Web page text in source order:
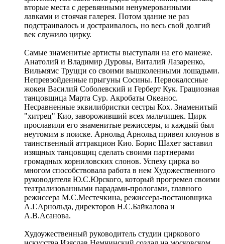
вторые места с деревянными ненумерованными
лавками и стоячая галерея. Потом здание не раз
подстраивалось и достраивалось, но весь свой долгий
век служило цирку.
Самые знаменитые артисты выступали на его манеже.
Анатолий и Владимир Дуровы, Виталий Лазаренко,
Вильмямс Труцци со своими вышколенными лошадьми.
Непревзойденные прыгуны Сосины. Первокалссные
жокеи Василий Соболевский и Герберт Кук. Грациозная
танцовщица Марта Сур. Акробаты Океанос.
Несравненные эквилибристки сестры Кох. Знаменитый
"хитрец" Кио, завороживший всех мальчишек. Цирк
прославили его знаменитые режиссеры, и каждый был
неутомим в поиске. Арнольд Арнольд привел клоунов в
таинственный аттракцион Кио. Борис Шахет заставил
изящных танцовщиц сделать своими партнерами
громадных корниловских слонов. Успеху цирка во
многом способствовала работа в нем Художественного
руководителя Ю.С.Юрского, который прогремел своими
театрализованными парадами-прологами, главного
режиссера М.С.Местечкина, режиссера-постановщика
А.Г.Арнольда, директоров Н.С.Байкалова и
А.В.Асанова.
Худоужественный руководитель студии циркового